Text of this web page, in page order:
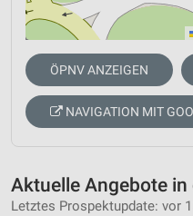
ÖPNV ANZEIGEN
NAVIGATION MIT
Aktuelle Angebote in
Letztes Prospektupdate: vor